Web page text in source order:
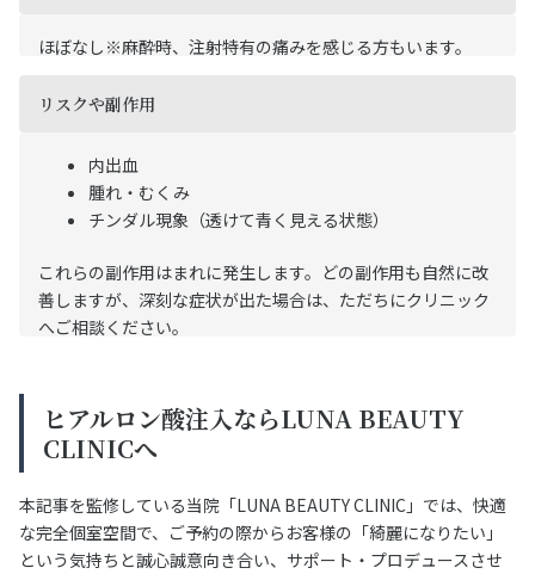
ほぼなし※麻酔時、注射特有の痛みを感じる方もいます。
リスクや副作用
内出血
腫れ・むくみ
チンダル現象（透けて青く見える状態）
これらの副作用はまれに発生します。どの副作用も自然に改
善しますが、深刻な症状が出た場合は、ただちにクリニック
へご相談ください。
ヒアルロン酸注入ならLUNA BEAUTY
CLINICへ
本記事を監修している当院「LUNA BEAUTY CLINIC」では、快適
な完全個室空間で、ご予約の際からお客様の「綺麗になりたい」
という気持ちと誠心誠意向き合い、サポート・プロデュースさせ